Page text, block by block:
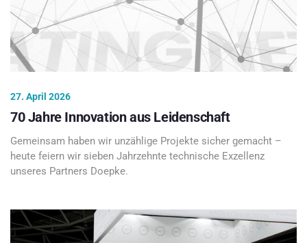
27. April 2026
70 Jahre Innovation aus Leidenschaft
Gemeinsam haben wir unzählige Projekte sicher gemacht –
heute feiern wir sieben Jahrzehnte technische Exzellenz
unseres Partners Doepke.